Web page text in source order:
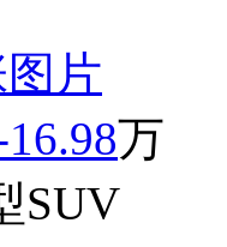
片
万
SUV